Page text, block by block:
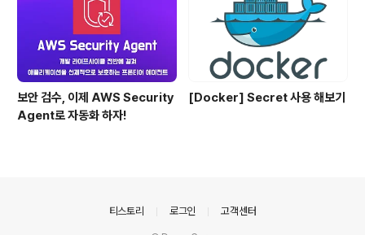
보안 검수, 이제 AWS Security
Agent로 자동화 하자!
[Docker] Secret 사용 해보기
티스토리 로그인 고객센터